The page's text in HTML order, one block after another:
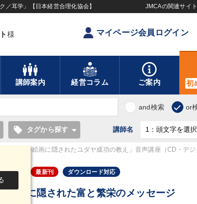
耳学」【日本経営合理化協会】 JMCAの関連サイト
様 マイページ会員ログイン
講師案内 経営コラム ご案内 初
and検索 or
local_offer タグから探す 講師名
完爾「西洋絵画に隠されたユダヤ成功の教え」音声講座（CD・デジ
・動画 最新刊 ダウンロード対応
名画に隠された富と繁栄のメッセージ